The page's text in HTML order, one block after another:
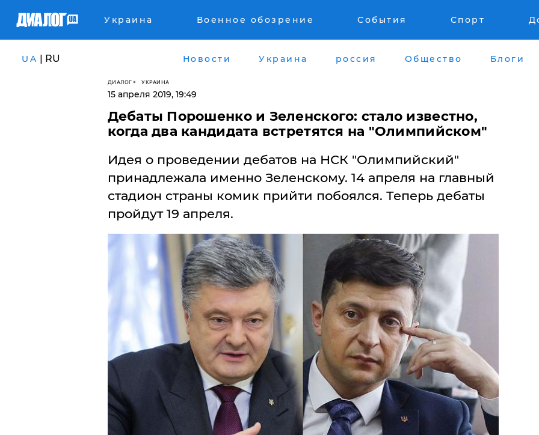
Украина Военное обозрение События Спорт
UA | RU Новости Украина россия Общество Блоги
ДИАЛОГ УКРАИНА
15 апреля 2019, 19:49
Дебаты Порошенко и Зеленского: стало известно,
когда два кандидата встретятся на "Олимпийском"
Идея о проведении дебатов на НСК "Олимпийский"
принадлежала именно Зеленскому. 14 апреля на главный
стадион страны комик прийти побоялся. Теперь дебаты
пройдут 19 апреля.